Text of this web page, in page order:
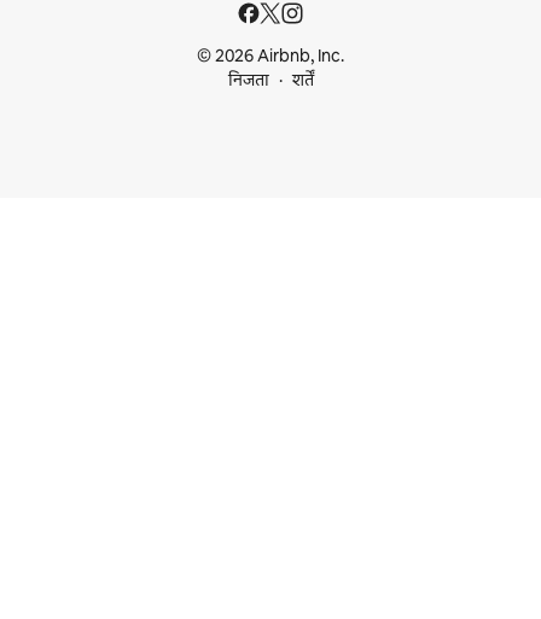
© 2026 Airbnb, Inc.
निजता
शर्तें